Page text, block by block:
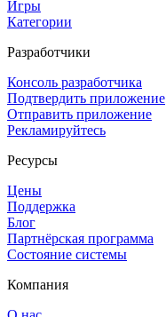
Игры
Категории
Разработчики
Консоль разработчика
Подтвердить приложение
Отправить приложение
Рекламируйтесь
Ресурсы
Цены
Поддержка
Блог
Партнёрская программа
Состояние системы
Компания